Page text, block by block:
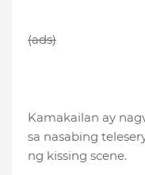
(ads)
Kamakailan ay
sa nasabing
ng kissing scene.